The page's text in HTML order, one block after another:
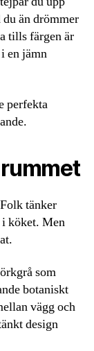
än drömmer
tills färgen är
en jämn
perfekta
tänker
i köket. Men
som
botaniskt
vägg och
design